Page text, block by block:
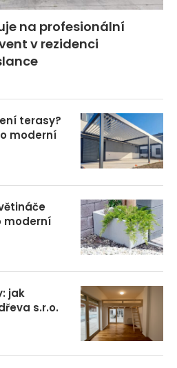
na profesionální
v rezidenci
terasy?
moderní
moderní
jak
s.r.o.